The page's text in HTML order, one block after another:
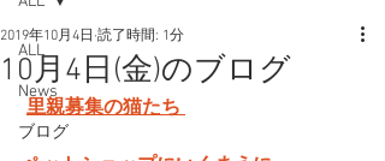
ALL
News
ブログ
10月4日(金)のブログ
2019年10月4日 読了時間: 1分
里親募集の猫たち